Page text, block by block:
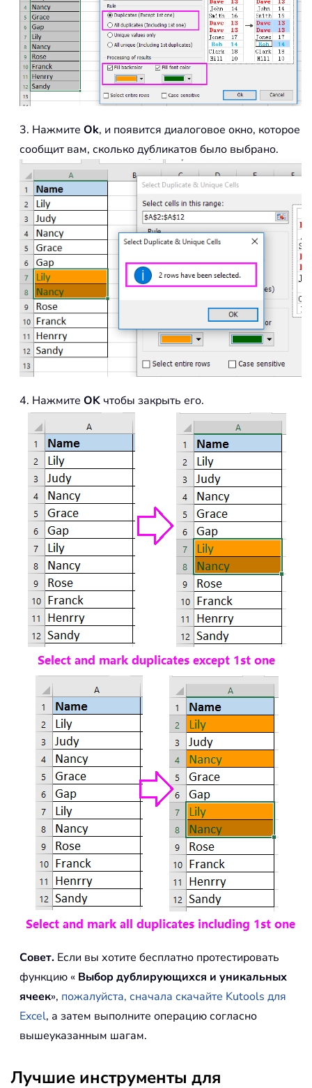
3. Нажмите Ok, и появится диалоговое окно, которое
сообщит вам, сколько дубликатов было выбрано.
4. Нажмите OK чтобы закрыть его.
Совет. Если вы хотите бесплатно протестировать
функцию « Выбор дублирующихся и уникальных
ячеек», пожалуйста, сначала скачайте Kutools для
Excel, а затем выполните операцию согласно
вышеуказанным шагам.
Лучшие инструменты для